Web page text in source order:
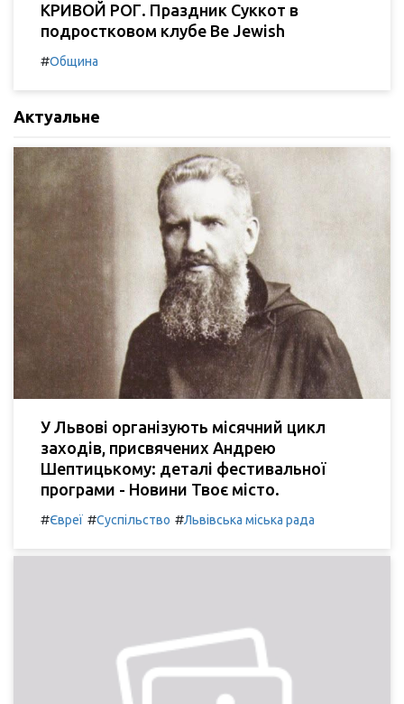
КРИВОЙ РОГ. Праздник Суккот в
подростковом клубе Be Jewish
#Община
Актуальне
У Львові організують місячний цикл
заходів, присвячених Андрею
Шептицькому: деталі фестивальної
програми - Новини Твоє місто.
#Євреї #Суспільство #Львівська міська рада